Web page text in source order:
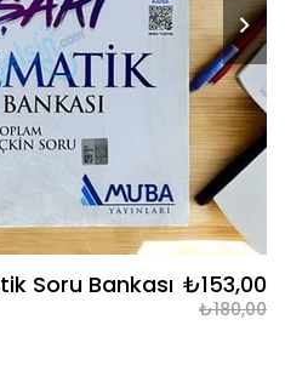
Soru Bankası ₺153,00
₺180,00